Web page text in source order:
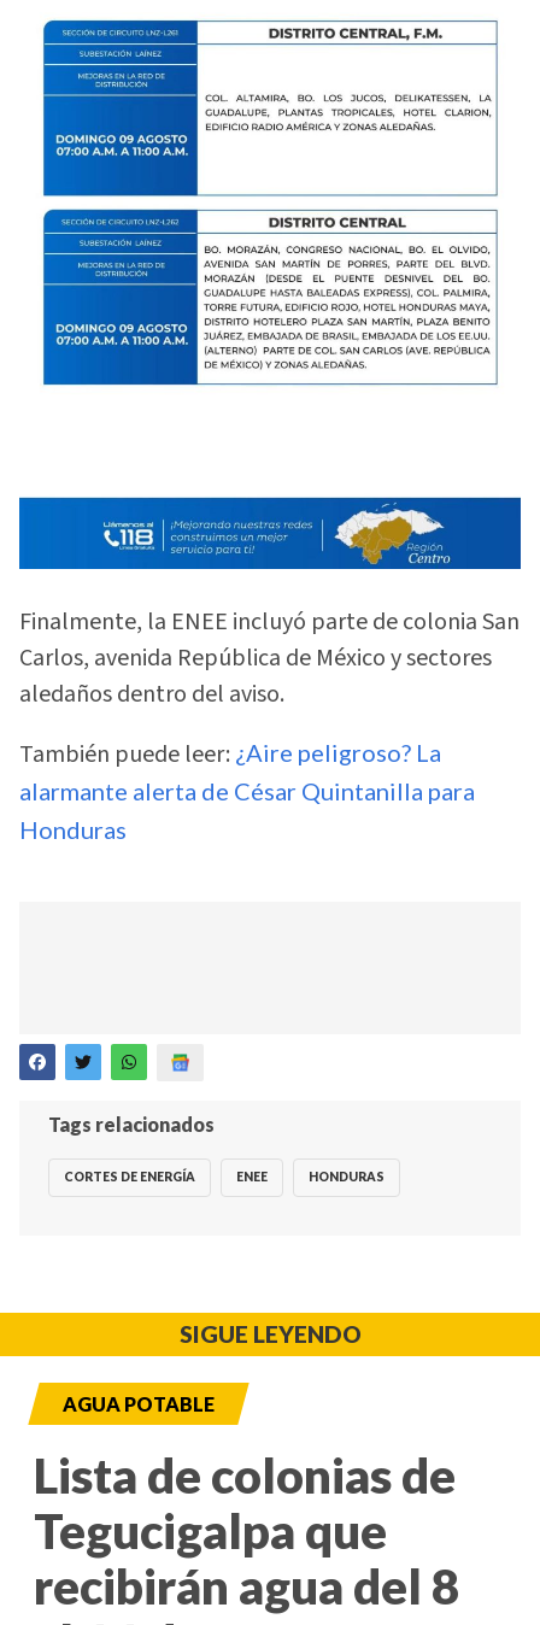
Finalmente, la ENEE incluyó parte de colonia San
Carlos, avenida República de México y sectores
aledaños dentro del aviso.
También puede leer: ¿Aire peligroso? La
alarmante alerta de César Quintanilla para
Honduras
Tags relacionados
CORTES DE ENERGÍA ENEE HONDURAS
SIGUE LEYENDO
AGUA POTABLE
Lista de colonias de
Tegucigalpa que
recibirán agua del 8